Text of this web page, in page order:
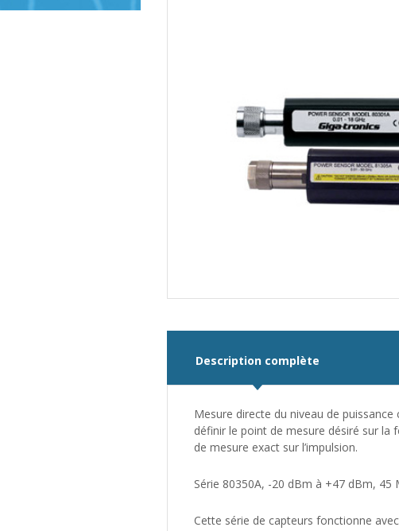
Description complète
Mesure directe du niveau de
définir le point de mesure désiré sur la
de mesure exact sur l’impulsion.
Série 80350A, -20 dBm à +47 dBm, 45
Cette série de capteurs fonctionne